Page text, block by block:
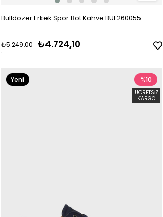
Bulldozer Erkek Spor Bot Kahve BUL260055
₺4.724,10
₺5.249,00
%10
ÜCRETSIZ
KARGO
Yeni